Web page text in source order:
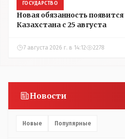
ГОСУДАРСТВО
Новая обязанность
Казахстана с 25 августа
7 августа 2026 г. в 14:12 2278
Новости
Новые Популярные